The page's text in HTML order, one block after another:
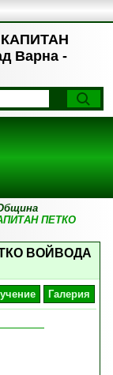
Варна -
ПЕТКО
ВОЙВОДА
Галерия